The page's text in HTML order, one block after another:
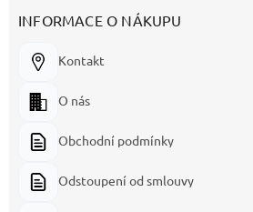
INFORMACE O NÁKUPU
Kontakt
O nás
Obchodní podmínky
Odstoupení od smlouvy